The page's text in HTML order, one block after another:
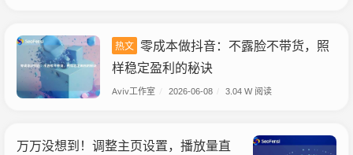
热文 零成本做抖音：不露脸不带货，照
样稳定盈利的秘诀
Aviv工作室 2026-06-08 3.04 W 阅读
万万没想到！调整主页设置，播放量直